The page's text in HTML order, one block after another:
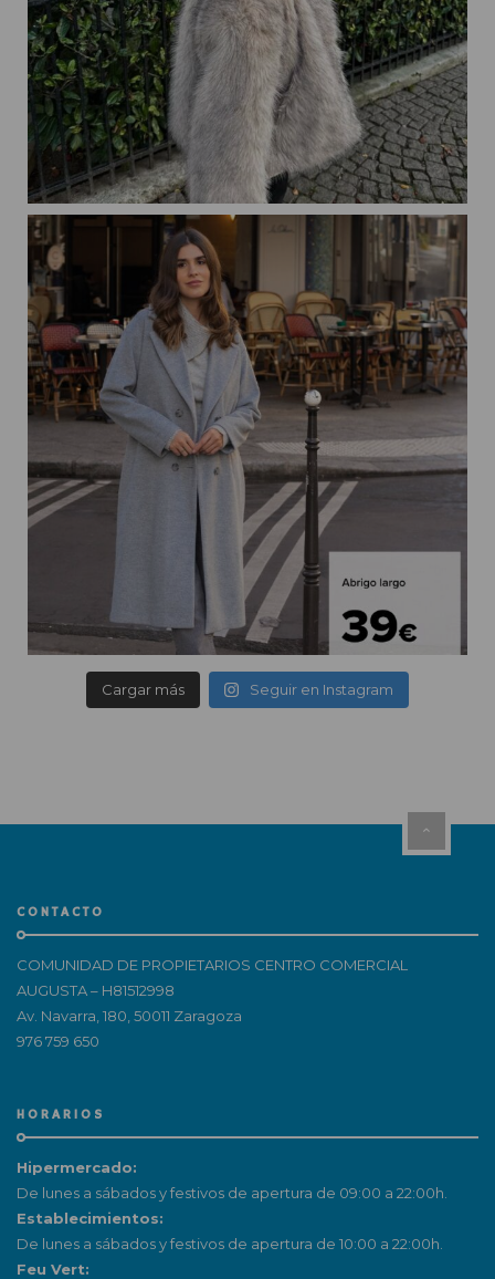
Cargar más Seguir en Instagram
CONTACTO
COMUNIDAD DE PROPIETARIOS CENTRO COMERCIAL
AUGUSTA – H81512998
Av. Navarra, 180, 50011 Zaragoza
976 759 650
HORARIOS
Hipermercado:
De lunes a sábados y festivos de apertura de 09:00 a 22:00h.
Establecimientos:
De lunes a sábados y festivos de apertura de 10:00 a 22:00h.
Feu Vert: